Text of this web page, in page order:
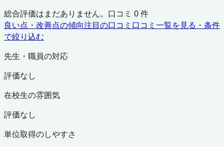
総合評価はまだありません。口コミ 0件
良い点・改善点の傾向注目の口コミ 口コミ一覧を見る・条件
で絞り込む
先生・職員の対応
評価なし
在校生の雰囲気
評価なし
単位取得のしやすさ